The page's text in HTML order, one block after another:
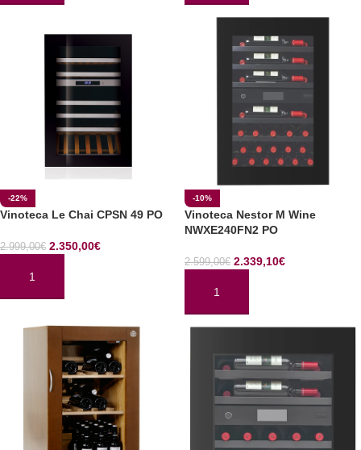
-22%
Vinoteca Le Chai CPSN 49 PO
2.999,00€ 2.350,00€
AÑADIR AL CARRITO
-10%
Vinoteca Nestor M Wine
NWXE240FN2 PO
2.599,00€ 2.339,10€
AÑADIR AL CARRITO